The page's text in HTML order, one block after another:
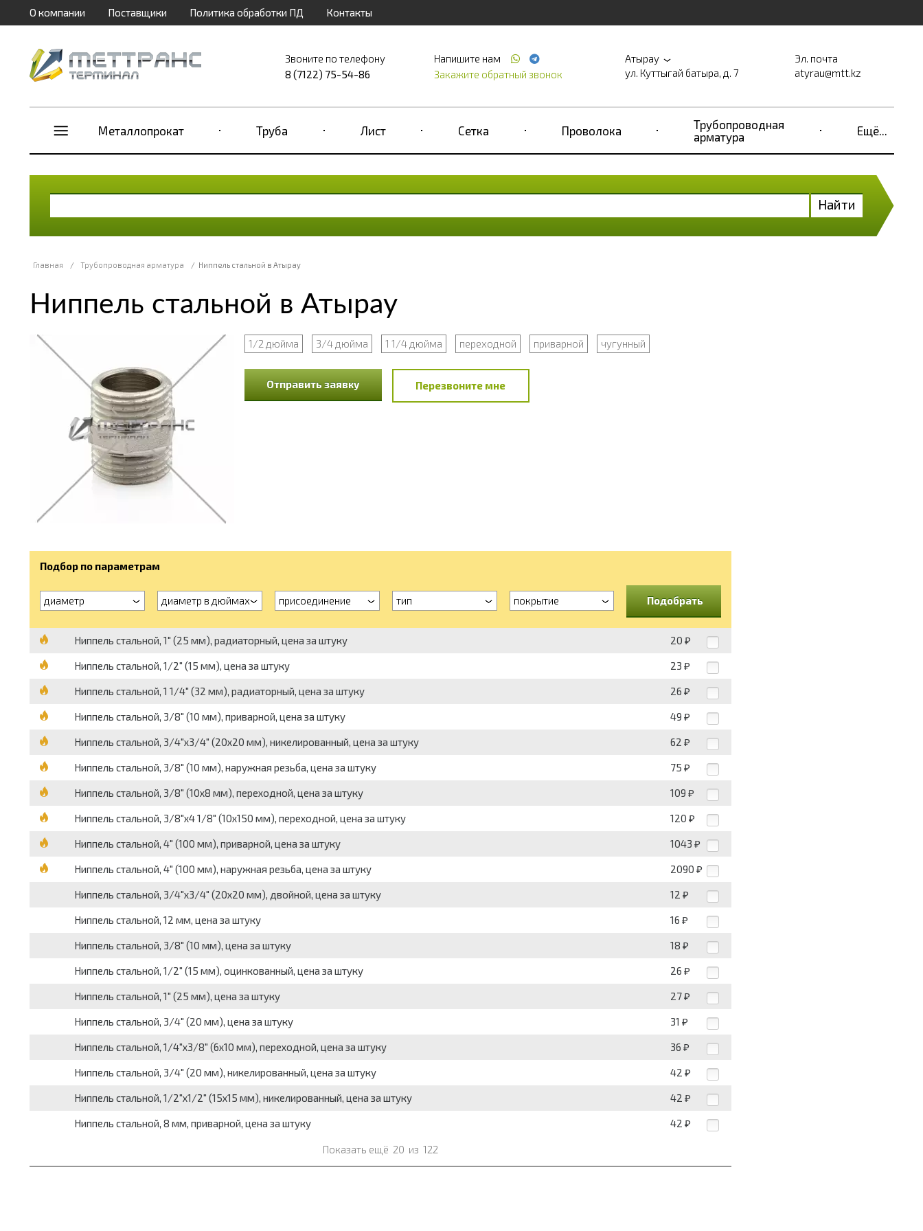
О компании Поставщики Политика обработки ПД Контакты
Звоните по телефону
8 (7122) 75-54-86
Напишите нам
Закажите обратный звонок
Атырау
ул. Куттыгай батыра, д. 7
Эл. почта
atyrau@mtt.kz
Металлопрокат Труба Лист Сетка Проволока
Трубопроводная
арматура
Ещё...
Найти
Главная / Трубопроводная арматура / Ниппель стальной в Атырау
Ниппель стальной в Атырау
1/2 дюйма 3/4 дюйма 1 1/4 дюйма переходной приварной чугунный
Отправить заявку Перезвоните мне
Подбор по параметрам
диаметр диаметр в дюймах присоединение тип покрытие Подобрать
Ниппель стальной, 1" (25 мм), радиаторный, цена за штуку 20 ₽
Ниппель стальной, 1/2" (15 мм), цена за штуку 23 ₽
Ниппель стальной, 1 1/4" (32 мм), радиаторный, цена за штуку 26 ₽
Ниппель стальной, 3/8" (10 мм), приварной, цена за штуку 49 ₽
Ниппель стальной, 3/4"х3/4" (20х20 мм), никелированный, цена за штуку 62 ₽
Ниппель стальной, 3/8" (10 мм), наружная резьба, цена за штуку 75 ₽
Ниппель стальной, 3/8" (10х8 мм), переходной, цена за штуку 109 ₽
Ниппель стальной, 3/8"х4 1/8" (10х150 мм), переходной, цена за штуку 120 ₽
Ниппель стальной, 4" (100 мм), приварной, цена за штуку 1043 ₽
Ниппель стальной, 4" (100 мм), наружная резьба, цена за штуку 2090 ₽
Ниппель стальной, 3/4"х3/4" (20х20 мм), двойной, цена за штуку 12 ₽
Ниппель стальной, 12 мм, цена за штуку 16 ₽
Ниппель стальной, 3/8" (10 мм), цена за штуку 18 ₽
Ниппель стальной, 1/2" (15 мм), оцинкованный, цена за штуку 26 ₽
Ниппель стальной, 1" (25 мм), цена за штуку 27 ₽
Ниппель стальной, 3/4" (20 мм), цена за штуку 31 ₽
Ниппель стальной, 1/4"х3/8" (6х10 мм), переходной, цена за штуку 36 ₽
Ниппель стальной, 3/4" (20 мм), никелированный, цена за штуку 42 ₽
Ниппель стальной, 1/2"х1/2" (15х15 мм), никелированный, цена за штуку 42 ₽
Ниппель стальной, 8 мм, приварной, цена за штуку 42 ₽
Показать ещё 20 из 122